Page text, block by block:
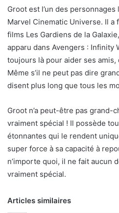
Groot est l’un des
Marvel Cinematic Universe. Il a
films Les Gardiens de la
apparu dans Avengers : Infinity
toujours là pour aider ses
Même s’il ne peut pas dire
disent plus long que tous les
Groot n’a peut-être pas grand-
vraiment spécial ! Il possède
étonnantes qui le rendent
super force à sa capacité à
n’importe quoi, il ne fait aucun
vraiment spécial.
Articles similaires